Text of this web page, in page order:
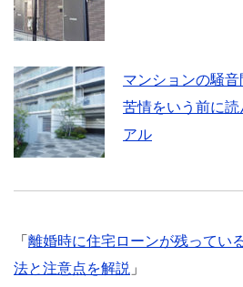
マンションの騒
苦情をいう前に読
アル
「 離婚時に住宅ローンが残ってい
法と注意点を解説 」